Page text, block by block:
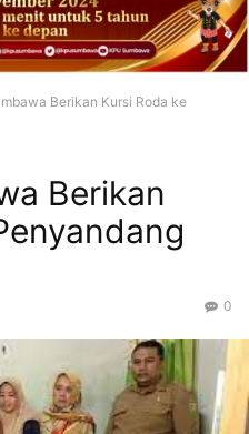
Berikan Kursi Roda ke
Berikan
0